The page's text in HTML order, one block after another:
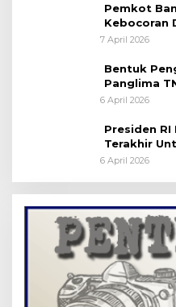
Pemkot
Kebocoran
Server
7 April 2026
Bentuk
Panglima
6 April 2026
Presiden
Terakhir
6 April 2026